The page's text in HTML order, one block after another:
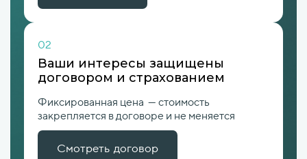
02
Ваши интересы защищены
договором и страхованием
Фиксированная цена — стоимость
закрепляется в договоре и не меняется
Смотреть договор